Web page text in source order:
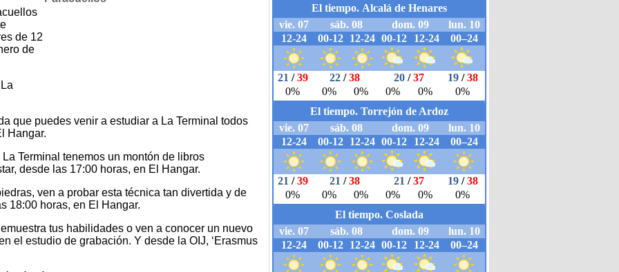
de 12
de
que puedes venir a estudiar a La Terminal todos
Hangar.
Terminal tenemos un montón de libros
desde las 17:00 horas, en El Hangar.
ven a probar esta técnica tan divertida y de
18:00 horas, en El Hangar.
tus habilidades o ven a conocer un nuevo
el estudio de grabación. Y desde la OIJ, ‘Erasmus